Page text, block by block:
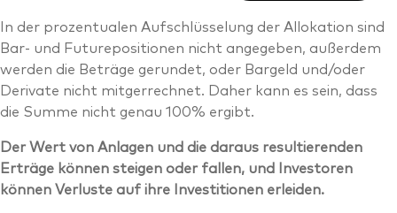
In der prozentualen Aufschlüsselung der Allokation sind
Bar- und Futurepositionen nicht angegeben, außerdem
werden die Beträge gerundet, oder Bargeld und/oder
Derivate nicht mitgerrechnet. Daher kann es sein, dass
die Summe nicht genau 100% ergibt.
Der Wert von Anlagen und die daraus resultierenden
Erträge können steigen oder fallen, und Investoren
können Verluste auf ihre Investitionen erleiden.